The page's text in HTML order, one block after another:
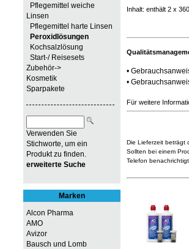
Pflegemittel weiche
Linsen
Pflegemittel harte Linsen
Peroxidlösungen
Kochsalzlösung
Start-/ Reisesets
Zubehör->
Kosmetik
Sparpakete
Verwenden Sie
Stichworte, um ein
Produkt zu finden.
erweiterte Suche
Marken
Alcon Pharma
AMO
Avizor
Bausch und Lomb
Inhalt: enthält 2 x
•
•
Für weitere
Die Lieferzeit beträgt
Sollten bei einem
Telefon benachrichtigt.